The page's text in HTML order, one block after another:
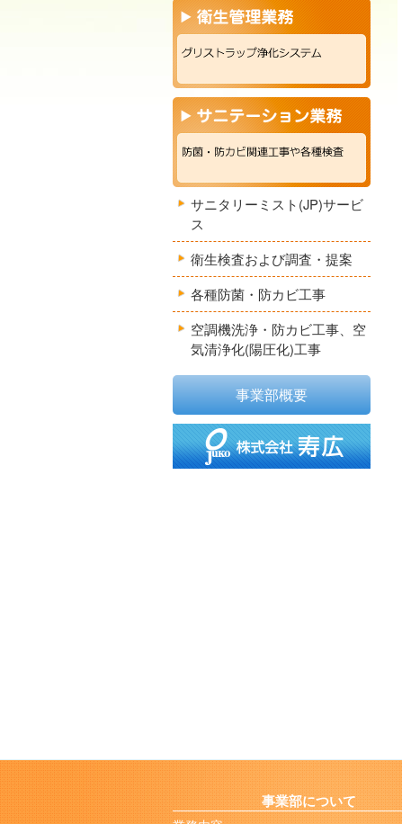
サニタリーミスト(JP)サービ
ス
衛生検査および調査・提案
各種防菌・防カビ工事
空調機洗浄・防カビ工事、空
気清浄化(陽圧化)工事
事業部概要
事業部について